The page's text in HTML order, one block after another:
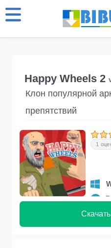
Happy Wheels 2
Клон популярной
препятствий
1